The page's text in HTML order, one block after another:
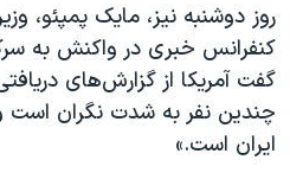
روز دوشنبه نیز، مایک پمپئو،
کنفرانس خبری در واکنش به
گفت آمریکا از گزارش‌های
چندین نفر به شدت نگران است و
ایران است.»